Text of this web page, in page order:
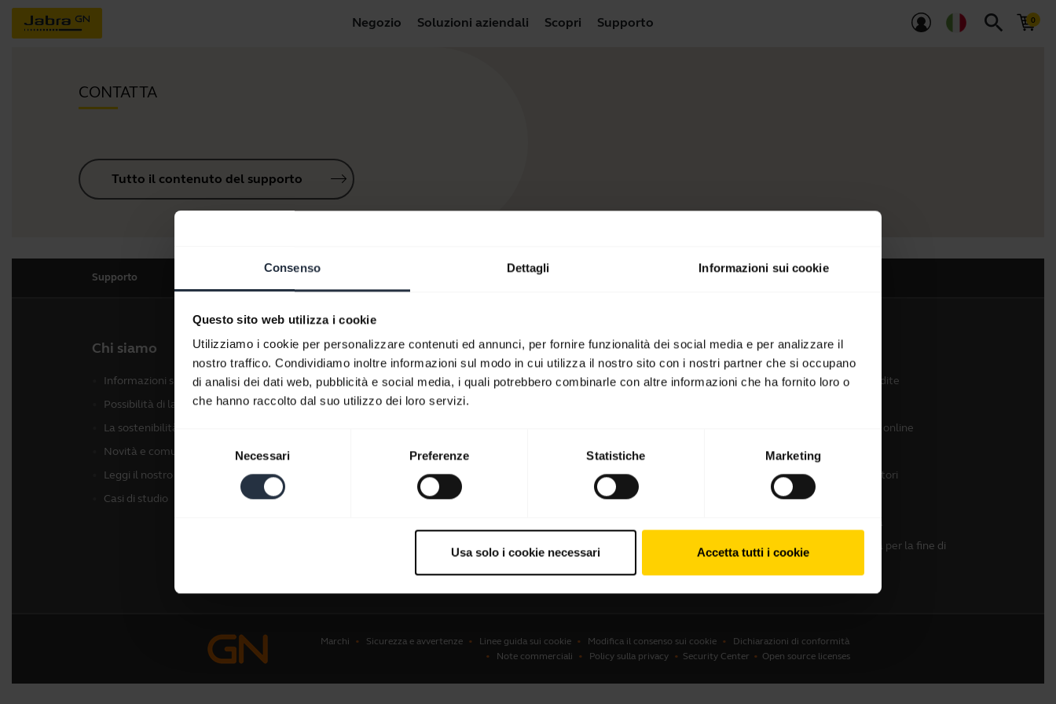
Consenso Dettagli Informazioni sui cookie
Questo sito web utilizza i cookie
Utilizziamo i cookie per personalizzare contenuti ed annunci, per fornire funzionalità dei social media e per analizzare il
nostro traffico. Condividiamo inoltre informazioni sul modo in cui utilizza il nostro sito con i nostri partner che si occupano
di analisi dei dati web, pubblicità e social media, i quali potrebbero combinarle con altre informazioni che ha fornito loro o
che hanno raccolto dal suo utilizzo dei loro servizi.
del
Necessari Preferenze Statistiche Marketing
Usa solo i cookie necessari Accetta tutti i cookie
Negozio Soluzioni aziendali Scopri Supporto search
CONTATTA
Tutto il contenuto del supporto
Supporto
Chi siamo
Informazioni su Jabra
Possibilità di lavoro
La sostenibilità
Novità e comunicati stampa
Leggi il nostro blog
Casi di studio
I nostri prodotti
Cuffie con microfono
Dispositivi viva voce
Videocamere personali
Come acquistare
Localizzatore di partner
Contattaci
Contatta il team vendite
Supporto per lo store online
Registra il prodotto
Programma Sviluppatori
Programma Partner
Garanzia e assistenza
Linee guida d'impresa per la fine di
vita utile
Marchi Sicurezza e avvertenze Linee guida sui cookie Modifica il consenso sui cookie
Dichiarazioni di conformità
Note commerciali
Policy sulla privacy Security Center Open source licenses